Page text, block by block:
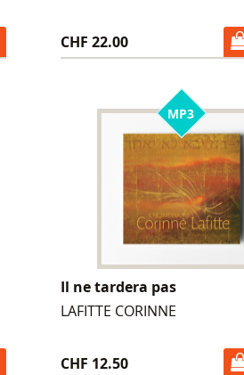
CHF 22.00
MP3
Il ne tardera pas
LAFITTE CORINNE
CHF 12.50